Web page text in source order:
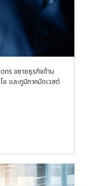
ขยายธุรกิจด้าน
อ และภูมิภาคมิดเวสต์